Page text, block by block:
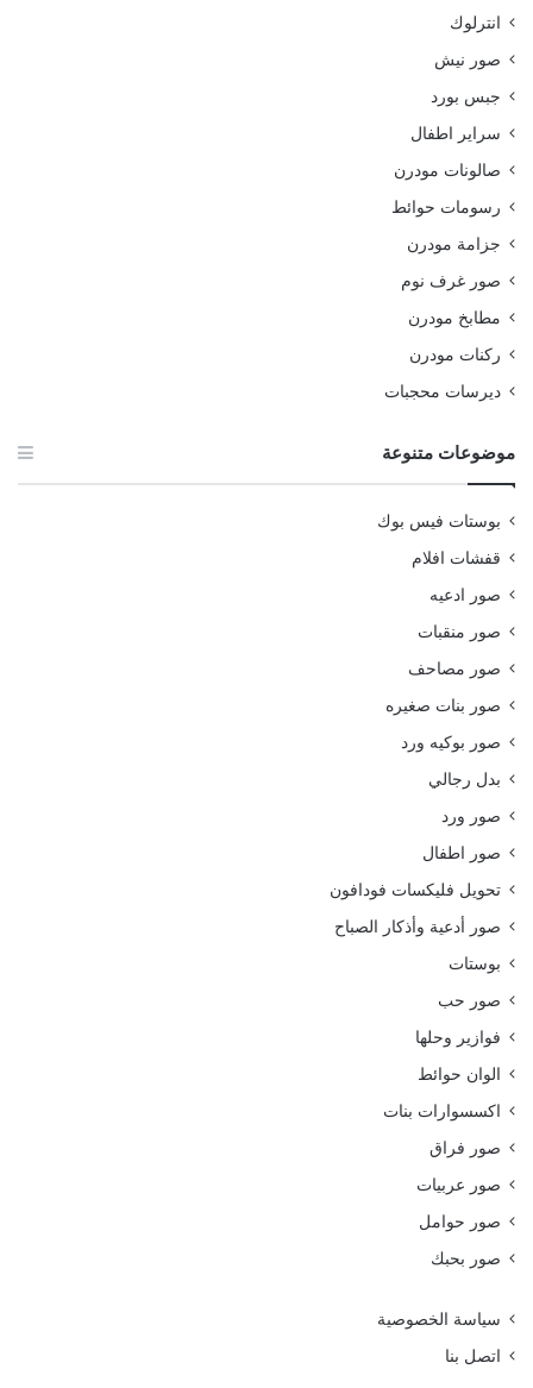
انترلوك
صور نيش
جبس بورد
سراير اطفال
صالونات مودرن
رسومات حوائط
جزامة مودرن
صور غرف نوم
مطابخ مودرن
ركنات مودرن
ديرسات محجبات
موضوعات متنوعة
بوستات فيس بوك
قفشات افلام
صور ادعيه
صور منقبات
صور مصاحف
صور بنات صغيره
صور بوكيه ورد
بدل رجالي
صور ورد
صور اطفال
تحويل فليكسات فودافون
صور أدعية وأذكار الصباح
بوستات
صور حب
فوازير وحلها
الوان حوائط
اكسسوارات بنات
صور فراق
صور عربيات
صور حوامل
صور بحبك
سياسة الخصوصية
اتصل بنا